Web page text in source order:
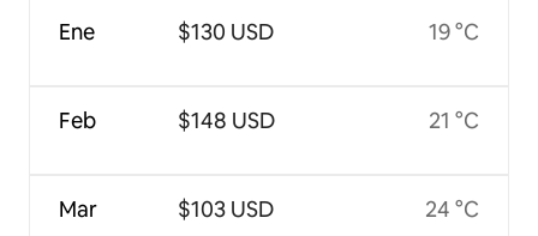
Ene
Feb
Mar
$130 USD
$148 USD
$103 USD
19 °C
21 °C
24 °C